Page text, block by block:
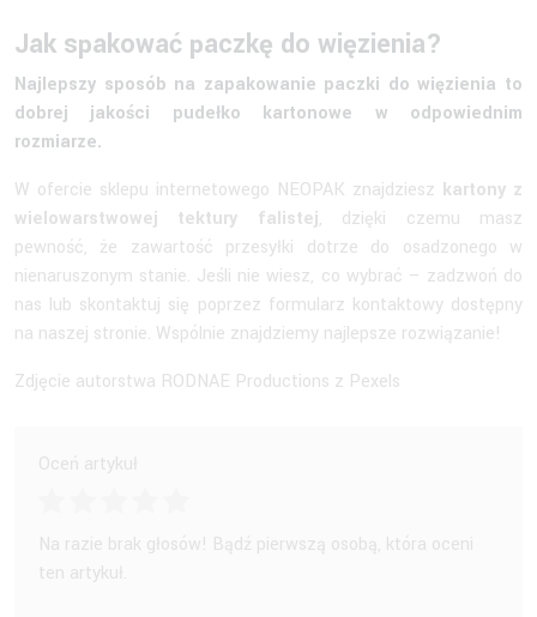
Jak spakować paczkę do więzienia?
Najlepszy sposób na zapakowanie paczki do więzienia to
dobrej jakości pudełko kartonowe w odpowiednim
rozmiarze.
W ofercie sklepu internetowego NEOPAK znajdziesz kartony z
wielowarstwowej tektury falistej, dzięki czemu masz
pewność, że zawartość przesyłki dotrze do osadzonego w
nienaruszonym stanie. Jeśli nie wiesz, co wybrać – zadzwoń do
nas lub skontaktuj się poprzez formularz kontaktowy dostępny
na naszej stronie. Wspólnie znajdziemy najlepsze rozwiązanie!
Zdjęcie autorstwa RODNAE Productions z Pexels
Oceń artykuł
Na razie brak głosów! Bądź pierwszą osobą, która oceni
ten artykuł.